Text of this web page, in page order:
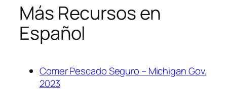
Más Recursos en
Español
Comer Pescado Seguro – Michigan Gov.
2023